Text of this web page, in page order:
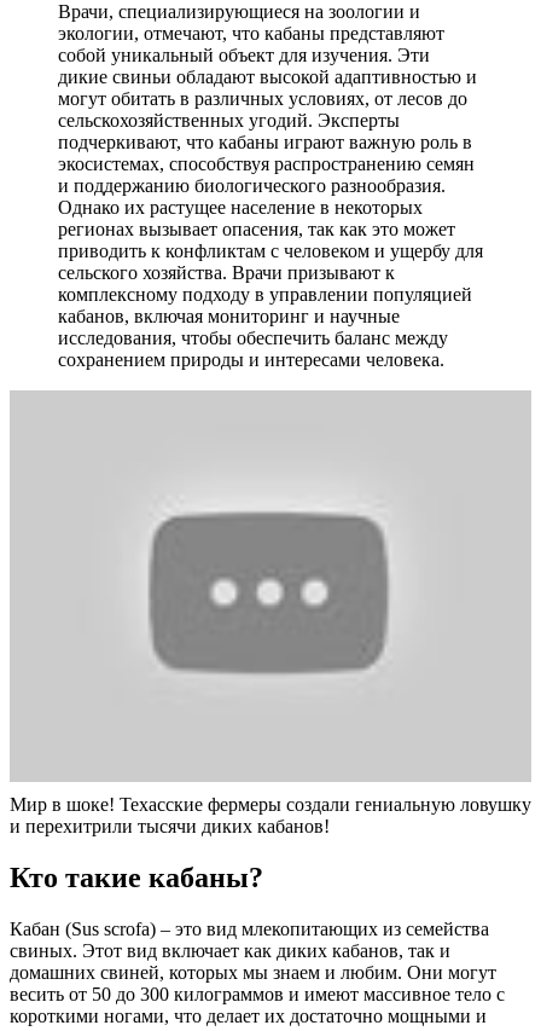
Врачи, специализирующиеся на зоологии и
экологии, отмечают, что кабаны представляют
собой уникальный объект для изучения. Эти
дикие свиньи обладают высокой адаптивностью и
могут обитать в различных условиях, от лесов до
сельскохозяйственных угодий. Эксперты
подчеркивают, что кабаны играют важную роль в
экосистемах, способствуя распространению семян
и поддержанию биологического разнообразия.
Однако их растущее население в некоторых
регионах вызывает опасения, так как это может
приводить к конфликтам с человеком и ущербу для
сельского хозяйства. Врачи призывают к
комплексному подходу в управлении популяцией
кабанов, включая мониторинг и научные
исследования, чтобы обеспечить баланс между
сохранением природы и интересами человека.
Мир в шоке! Техасские фермеры создали гениальную ловушку
и перехитрили тысячи диких кабанов!
Кто такие кабаны?
Кабан (Sus scrofa) – это вид млекопитающих из семейства
свиных. Этот вид включает как диких кабанов, так и
домашних свиней, которых мы знаем и любим. Они могут
весить от 50 до 300 килограммов и имеют массивное тело с
короткими ногами, что делает их достаточно мощными и